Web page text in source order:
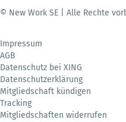
© New Work SE | Alle Rechte
Impressum
AGB
Datenschutz bei XING
Datenschutzerklärung
Mitgliedschaft kündigen
Tracking
Mitgliedschaften widerrufen